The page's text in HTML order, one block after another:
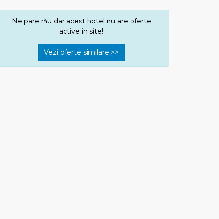
Ne pare rău dar acest hotel nu are oferte
active in site!
Vezi oferte similare >>